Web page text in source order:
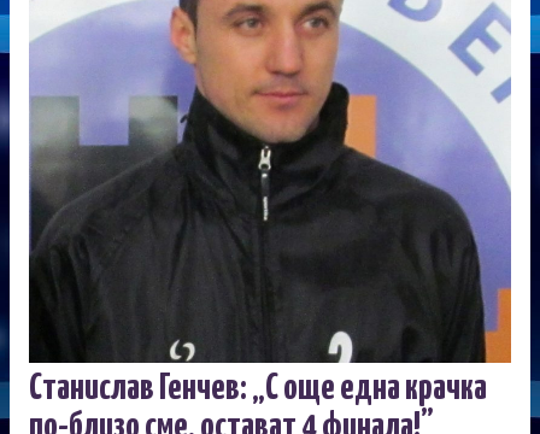
Станислав Генчев: „С още една крачка
по-близо сме, остават 4 финала!”